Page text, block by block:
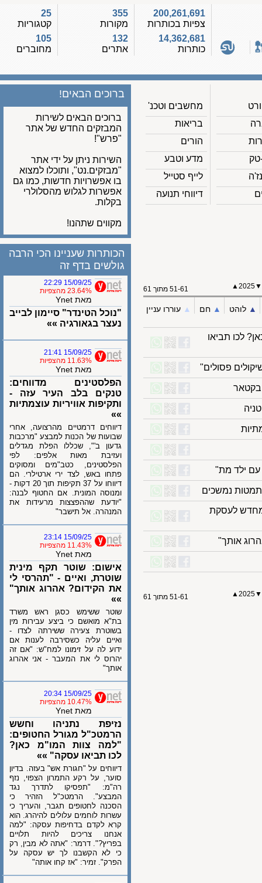
200,261,691
צפיות בכותרות
14,362,681
כותרות
355
מקורות
132
אתרים
קטגוריות
105
מחוברים
מחשבים וטכנ'
בריאות
הורים
מדע וטבע
לייף סטייל
דיווחי תנועה
ברוכים הבאים!
ברוכים הבאים לשירות
המבזקים החדש של אתר
"פרש"!
השירות ניתן על ידי אתר
"מבזקים.נט", ותוכלו למצוא
בו אפשרויות חדשות, כמו גם
אפשרות לגלוש מהסלולרי
בקלות.
מקווים שתהנו!
51-61 מתוך 61
לוהט ▲︎ חם ▲︎ עוררו עניין
תביאו
פסולים"
ילד מת"
נמשכים
לעסקת
אותך"
51-61 מתוך 61
הכותרות שעניינו הכי הרבה
גולשים בדף זה
15/09/25 22:29
23.64% מהצפיות
מאת Ynet
"נוכל הטינדר" סיימון לבייב
נעצר בגאורגיה »»
15/09/25 21:41
11.63% מהצפיות
מאת Ynet
הפלסטינים מדווחים:
טנקים בלב העיר עזה -
ותקיפות אוויריות עוצמתיות
דיווחים דרמטיים מהרצועה, אחרי
שבועות של הכנות למבצע "מרכבות
גדעון ב'", שכללו הפלת מגדלים
ועזיבת מאות אלפים: לפי
הפלסטינים, כטב"מים ומסוקים
פתחו באש, לצד ירי ארטילרי. הם
דיווחו על 37 תקיפות תוך 20 דקות -
ומנוסה המונית. אם החטוף לבנה:
"יודעת שההפצצות מרעידות את
המנהרה. אל תישבר"
15/09/25 23:14
11.43% מהצפיות
מאת Ynet
אישום: שוטר תקף מינית
שוטרת, ואיים - "תהרסי לי
את הקידום? אהרוג אותך"
שוטר ששימש כסגן ראש משרד
בת"א מואשם כי ביצע עבירות מין
בשוטרת צעירה ששירתה לצדו -
ואיים עליה כשסירבה לענות אם
ידוע לה על זימונו למח"ש: "אם זה
יהרוס לי את המעבר - אני אהרוג
אותך"
15/09/25 20:34
10.47% מהצפיות
מאת Ynet
נזיפת נתניהו וחשש
הרמטכ"ל מגורל החטופים:
"למה צוות המו"מ כאן?
לכו תביאו עסקה" »»
דיווחים על "חגורת אש" בעזה. בדיון
סוער, על רקע התמרון הצפוי, נזף
רה"מ: "תפסיקו לתדרך נגד
המבצע". הרמטכ"ל הזהיר כי
הסכנה לחטופים תגבר, והעריך כי
עשרות לוחמים עלולים להיהרג. הוא
קרא לקדם בדחיפות עסקה: "למה
אנחנו צריכים להיות תלויים
בפריץ?". דרמר: "אתה לא מבין, רק
כי לא הקשבנו לך יש עסקה על
הפרק". זמיר: "אז קחו אותה"